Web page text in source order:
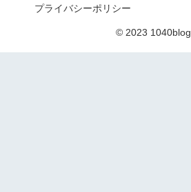
プライバシーポリシー
© 2023 1040blog.